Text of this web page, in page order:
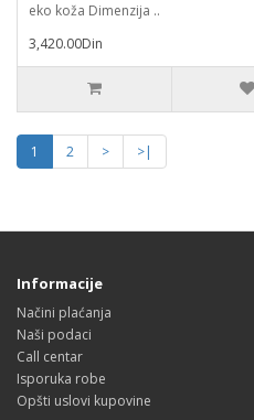
eko koža Dimenzija ..
3,420.00Din
1 2 >
>|
Informacije
Načini plaćanja
Naši podaci
Call centar
Isporuka robe
Opšti uslovi kupovine